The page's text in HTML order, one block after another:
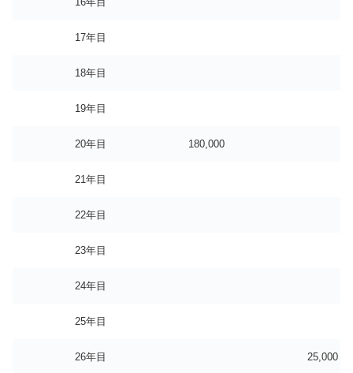
17年目
18年目
19年目
20年目 180,000
21年目
22年目
23年目
24年目
25年目
26年目 25,000